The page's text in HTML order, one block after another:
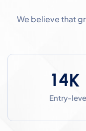
We believe that
4
1 K
Entry-